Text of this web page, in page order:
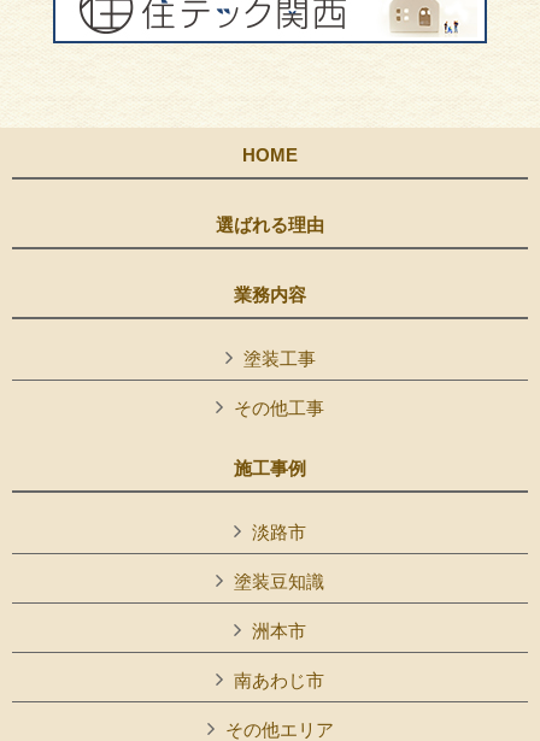
HOME
選ばれる理由
業務内容
塗装工事
その他工事
施工事例
淡路市
塗装豆知識
洲本市
南あわじ市
その他エリア